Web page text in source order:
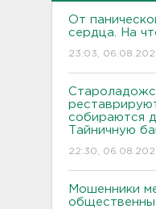
От
сердца. На
23:03,
собираются
Тайничную
22:30,
Мошенники